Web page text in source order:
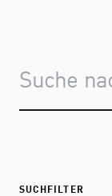
SUCHFILTER